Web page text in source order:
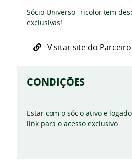
Sócio Universo Tricolor tem
exclusivas!
Visitar site do Parceiro
CONDIÇÕES
Estar com o sócio ativo e
link para o acesso exclusivo.